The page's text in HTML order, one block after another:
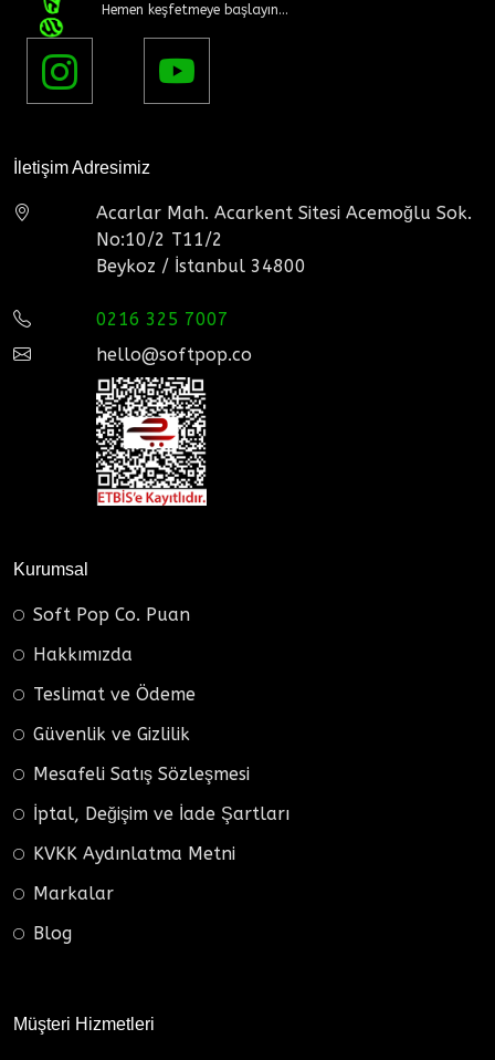
Hemen keşfetmeye başlayın...
İletişim Adresimiz
Acarlar Mah. Acarkent Sitesi Acemoğlu Sok.
No:10/2 T11/2
Beykoz / İstanbul 34800
0216 325 7007
hello@softpop.co
Kurumsal
Soft Pop Co. Puan
Hakkımızda
Teslimat ve Ödeme
Güvenlik ve Gizlilik
Mesafeli Satış Sözleşmesi
İptal, Değişim ve İade Şartları
KVKK Aydınlatma Metni
Markalar
Blog
Müşteri Hizmetleri